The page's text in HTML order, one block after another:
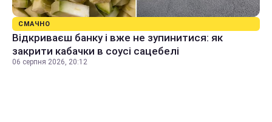
СМАЧНО
Відкриваєш банку і вже не зупинитися: як
закрити кабачки в соусі сацебелі
06 серпня 2026, 20:12